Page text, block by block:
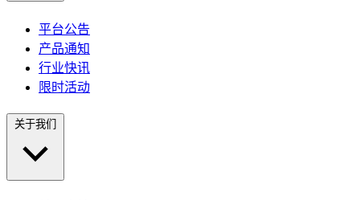
平台公告
产品通知
行业快讯
限时活动
关于我们